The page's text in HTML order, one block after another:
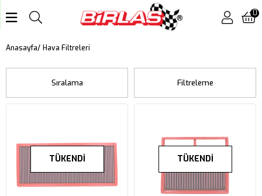
0
Anasayfa Hava Filtreleri
Filtreleme
Sıralama
TÜKENDI TÜKENDI